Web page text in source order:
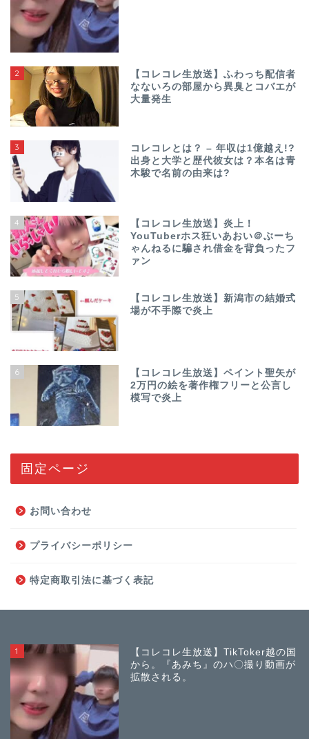
2
【コレコレ生放送】ふわっち配信者
なないろの部屋から異臭とコバエが
大量発生
3
コレコレとは？ – 年収は1億越え!?
出身と大学と歴代彼女は？本名は青
木駿で名前の由来は?
4
【コレコレ生放送】炎上！
YouTuberホス狂いあおい＠ぶーち
ゃんねるに騙され借金を背負ったフ
ァン
5
【コレコレ生放送】新潟市の結婚式
場が不手際で炎上
6
【コレコレ生放送】ペイント聖矢が
2万円の絵を著作権フリーと公言し
模写で炎上
固定ページ
お問い合わせ
プライバシーポリシー
特定商取引法に基づく表記
1
【コレコレ生放送】TikToker越の国
から。『あみち』のハ〇撮り動画が
拡散される。